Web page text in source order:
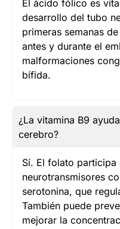
El ácido fólico es
desarrollo del tubo
primeras semanas
antes y durante el
malformaciones
bífida.
¿La vitamina B9
cerebro?
Sí. El folato
neurotransmisores
serotonina, que
También puede
mejorar la